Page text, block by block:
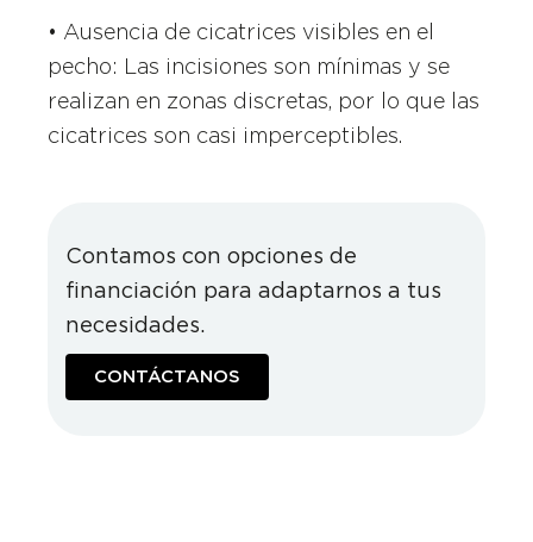
• Ausencia de cicatrices visibles en el
pecho: Las incisiones son mínimas y se
realizan en zonas discretas, por lo que las
cicatrices son casi imperceptibles.
Contamos con opciones de
financiación para adaptarnos a tus
necesidades.
CONTÁCTANOS